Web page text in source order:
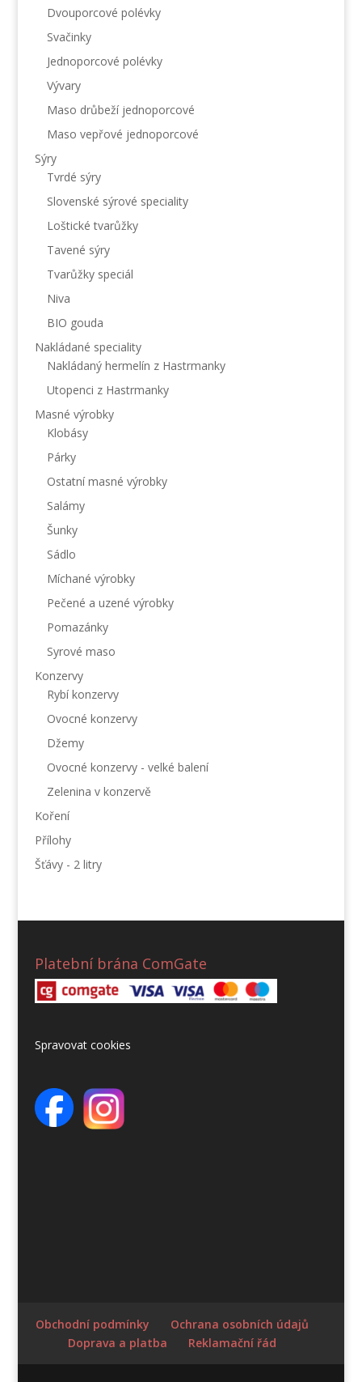
Dvouporcové polévky
Svačinky
Jednoporcové polévky
Vývary
Maso drůbeží jednoporcové
Maso vepřové jednoporcové
Sýry
Tvrdé sýry
Slovenské sýrové speciality
Loštické tvarůžky
Tavené sýry
Tvarůžky speciál
Niva
BIO gouda
Nakládané speciality
Nakládaný hermelín z Hastrmanky
Utopenci z Hastrmanky
Masné výrobky
Klobásy
Párky
Ostatní masné výrobky
Salámy
Šunky
Sádlo
Míchané výrobky
Pečené a uzené výrobky
Pomazánky
Syrové maso
Konzervy
Rybí konzervy
Ovocné konzervy
Džemy
Ovocné konzervy - velké balení
Zelenina v konzervě
Koření
Přílohy
Šťávy - 2 litry
Platební brána ComGate
Spravovat cookies
Obchodní podmínky
Ochrana osobních údajů
Doprava a platba
Reklamační řád